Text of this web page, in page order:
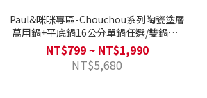
Paul&咪咪專區-Chouchou系列陶瓷塗層
萬用鍋+平底鍋16公分單鍋任選/雙鍋組-
奶茶色(不挑爐具，瓦斯爐電磁爐可用)
NT$799 ~ NT$1,990
NT$5,680